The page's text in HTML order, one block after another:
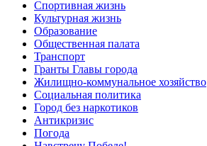
Спортивная жизнь
Культурная жизнь
Образование
Общественная палата
Транспорт
Гранты Главы города
Жилищно-коммунальное хозяйство
Социальная политика
Город без наркотиков
Антикризис
Погода